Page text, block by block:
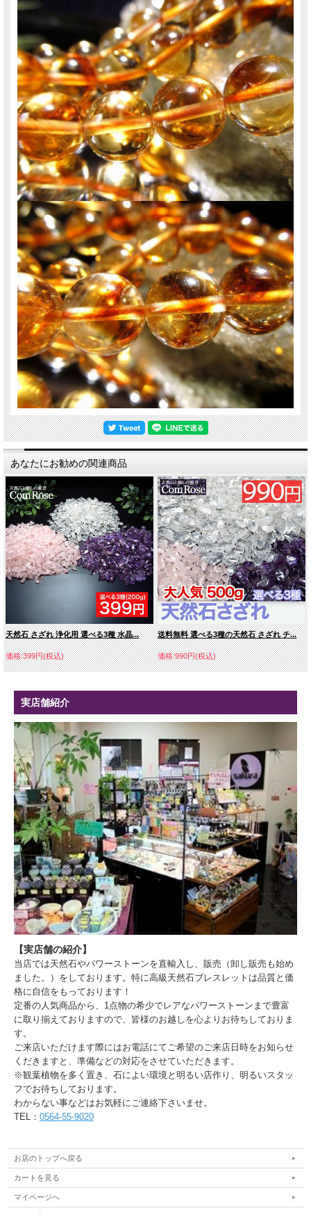
※天然石ですので細かなカケや凹み、歪な部分やクラックなどがある場合があり
ます。
※天然石商品には色みに個体差があります。また出来る限り自然な色みになるよ
う撮影を心がけておりますが、お使いのディスプレイ環境によって表示される色
みに差が出る場合があります。ご了承下さい。
※連商品は一連状態での仕入れとなっておりますので、歪な珠が含まれているこ
とがあります。
※連商品は一連に付き、最大で3珠ほど仕様の異なる珠が混ざっていることがあ
ります。ビーズ石の製造上の仕様ですのでご了承下さい。
※サイズは目安です。細かな誤差が出る場合があります。
あなたにお勧めの関連商品
天然石 さざれ 浄化用 選べる3種 水晶...
価格:399円(税込)
送料無料 選べる3種の天然石 さざれ チ...
価格:990円(税込)
実店舗紹介
【実店舗の紹介】
当店では天然石やパワーストーンを直輸入し、販売（卸し販売も始め
ました。）をしております。特に高級天然石ブレスレットは品質と価
格に自信をもっております！
定番の人気商品から、1点物の希少でレアなパワーストーンまで豊富
に取り揃えておりますので、皆様のお越しを心よりお待ちしておりま
す。
ご来店いただけます際にはお電話にてご希望のご来店日時をお知らせ
くだきますと、準備などの対応をさせていただきます。
※観葉植物を多く置き、石によい環境と明るい店作り、明るいスタッ
フでお待ちしております。
わからない事などはお気軽にご連絡下さいませ。
TEL： 0564-55-9020
お店のトップへ戻る
カートを見る
マイページへ